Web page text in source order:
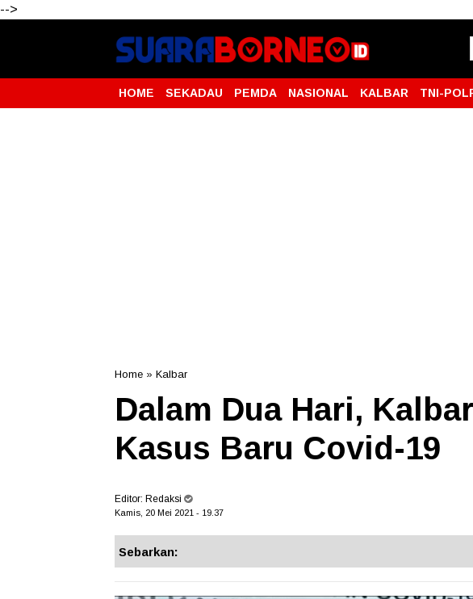
-->
HOME SEKADAU PEMDA NASIONAL KALBAR TNI-
Home » Kalbar
Dalam Dua Hari,
Kasus Baru Covid-19
Editor: Redaksi
Kamis, 20 Mei 2021 - 19.37
Sebarkan: